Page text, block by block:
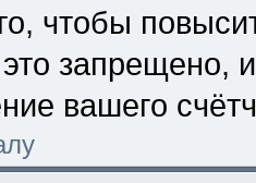
чтобы
запрещено,
вашего